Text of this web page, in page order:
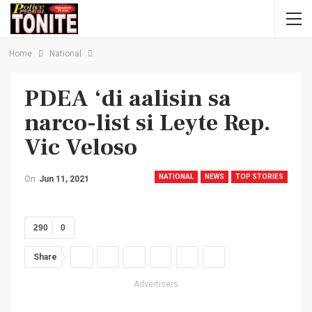
Home National
PDEA ‘di aalisin sa
narco-list si Leyte Rep.
Vic Veloso
NATIONAL NEWS TOP STORIES
On Jun 11, 2021
0
290
Share
Advertisers